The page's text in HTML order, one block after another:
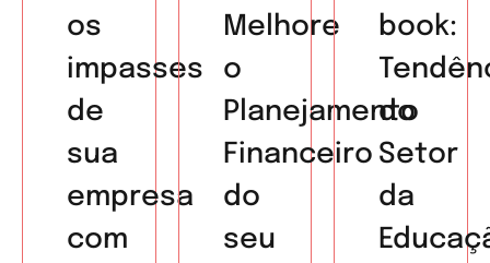
os
impasses
de
sua
empresa
com
Melhore
o
Planejamento
Financeiro
do
seu
book:
do
Setor
da